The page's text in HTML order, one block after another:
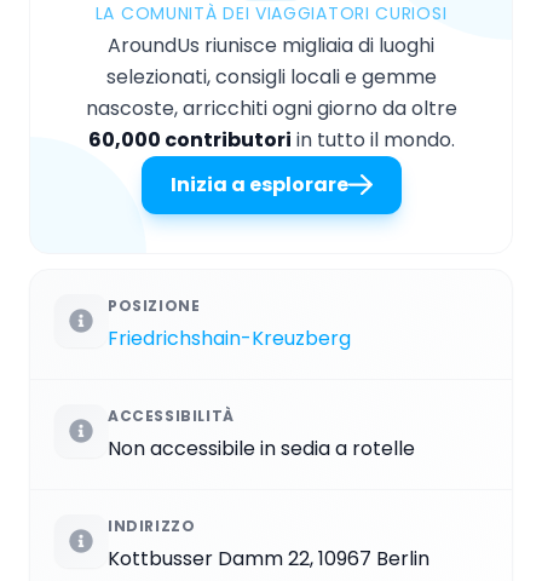
LA COMUNITÀ DEI VIAGGIATORI CURIOSI
AroundUs riunisce migliaia di luoghi
selezionati, consigli locali e gemme
nascoste, arricchiti ogni giorno da oltre
60,000 contributori in tutto il mondo.
Inizia a esplorare
POSIZIONE
Friedrichshain-Kreuzberg
ACCESSIBILITÀ
Non accessibile in sedia a rotelle
INDIRIZZO
Kottbusser Damm 22, 10967 Berlin